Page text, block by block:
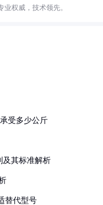
权威，技术领先。
受多少公斤
及其标准解析
替代型号